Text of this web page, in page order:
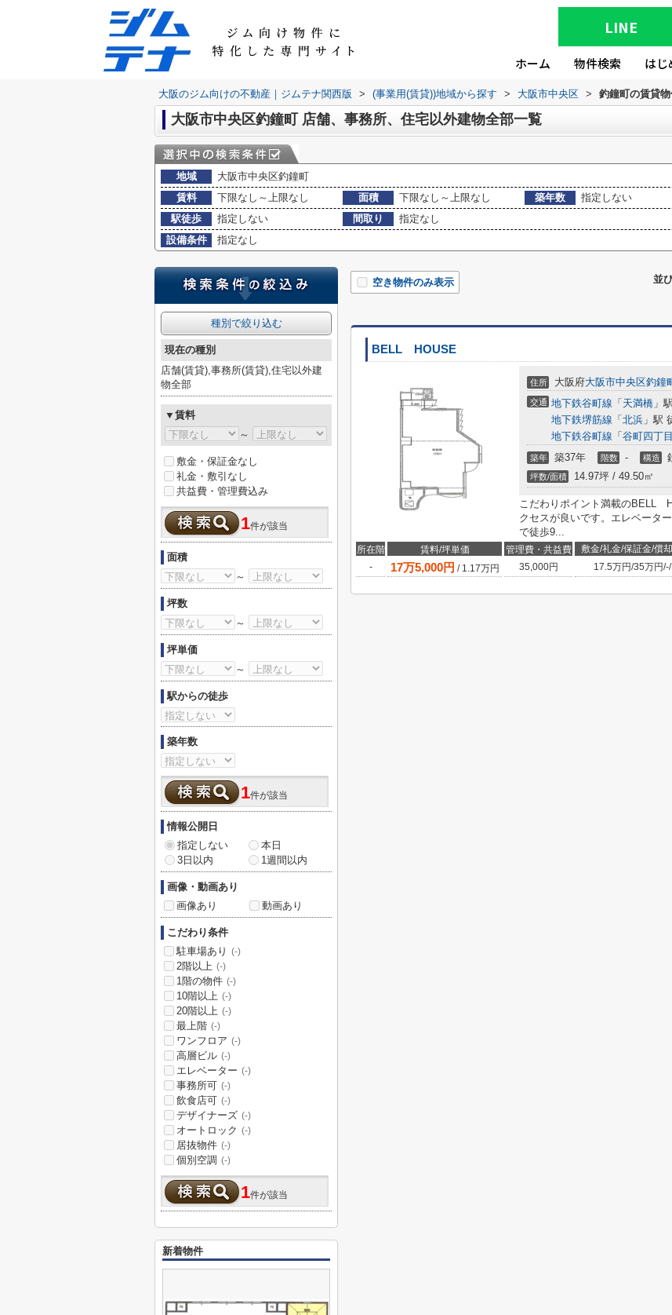
LINE
ホーム 物件検索 はじ
大阪のジム向けの不動産｜ジムテナ関西版 > (事業用(賃貸))地域から探す > 大阪市中央区 > 釣鐘町の賃貸
大阪市中央区釣鐘町 店舗、事務所、住宅以外建物全部一覧
地域
大阪市中央区釣鐘町
賃料
下限なし～上限なし 面積 下限なし～上限なし 築年数
指定しない
駅徒歩
指定しない 間取り
指定なし
設備条件
指定なし
並
空き物件のみ表示
BELL HOUSE
住所 大阪府大阪市中央区釣鐘
交通 地下鉄谷町線 「 天満橋 」
地下鉄堺筋線 「 北浜 」駅
地下鉄谷町線 「 谷町四丁目
築年 築37年 階数 - 構造
坪数/面積 14.97坪 / 49.50㎡
こだわりポイント満載のBELL
クセスが良いです。エレベータ
で徒歩9...
所在階 賃料/坪単価 管理費・共益費 敷金/礼金/保証金/償却
-
17万5,000円 / 1.17万円 35,000円 17.5万円/35万円/-/
種別で絞り込む
現在の種別
店舗(賃貸),事務所(賃貸),住宅以外建
物全部
▼賃料
～
敷金・保証金なし
礼金・敷引なし
共益費・管理費込み
1件が該当
面積
～
坪数
～
坪単価
～
駅からの徒歩
築年数
1件が該当
情報公開日
指定しない
本日
3日以内
1週間以内
画像・動画あり
画像あり
動画あり
こだわり条件
駐車場あり
(-)
2階以上 (-)
1階の物件 (-)
10階以上 (-)
20階以上 (-)
最上階 (-)
ワンフロア (-)
高層ビル (-)
エレベーター (-)
事務所可 (-)
飲食店可 (-)
デザイナーズ (-)
オートロック (-)
居抜物件 (-)
個別空調 (-)
1件が該当
新着物件